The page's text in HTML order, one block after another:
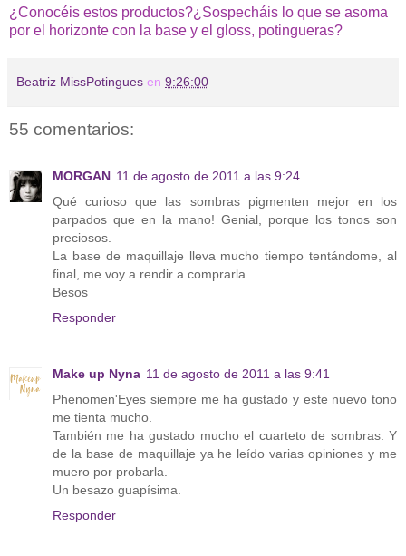
¿Conocéis estos productos?¿Sospecháis lo que se asoma
por el horizonte con la base y el gloss, potingueras?
Beatriz MissPotingues en 9:26:00
55 comentarios:
MORGAN 11 de agosto de 2011 a las 9:24
Qué curioso que las sombras pigmenten mejor en los
parpados que en la mano! Genial, porque los tonos son
preciosos.
La base de maquillaje lleva mucho tiempo tentándome, al
final, me voy a rendir a comprarla.
Besos
Responder
Make up Nyna 11 de agosto de 2011 a las 9:41
Phenomen'Eyes siempre me ha gustado y este nuevo tono
me tienta mucho.
También me ha gustado mucho el cuarteto de sombras. Y
de la base de maquillaje ya he leído varias opiniones y me
muero por probarla.
Un besazo guapísima.
Responder